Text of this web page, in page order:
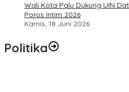
Wali Kota Palu Dukung UIN
Poros Intim 2026
Kamis, 18 Juni 2026
Politika